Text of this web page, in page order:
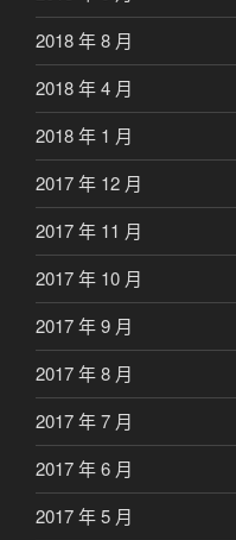
2018 年 8 月
2018 年 4 月
2018 年 1 月
2017 年 12 月
2017 年 11 月
2017 年 10 月
2017 年 9 月
2017 年 8 月
2017 年 7 月
2017 年 6 月
2017 年 5 月